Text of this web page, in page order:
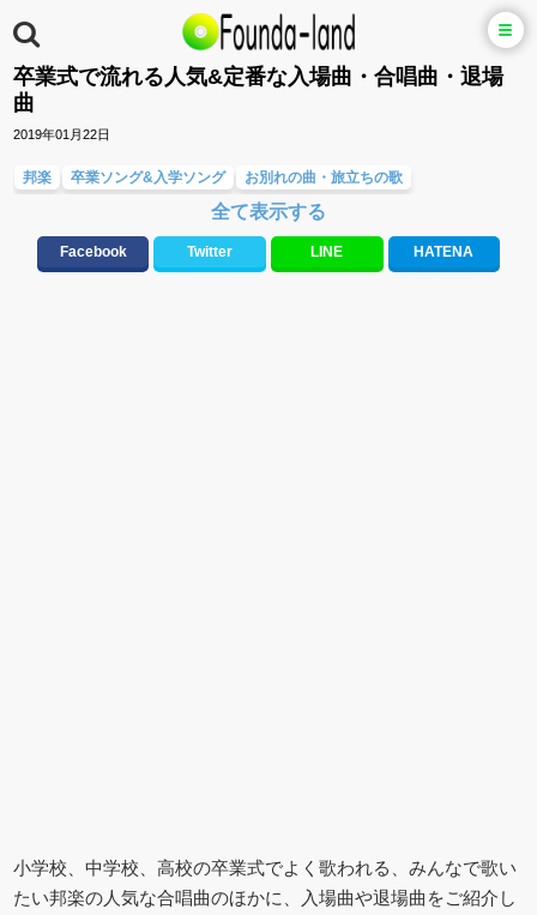
卒業式で流れる人気&定番な入場曲・合唱曲・退場
曲
2019年01月22日
邦楽 卒業ソング&入学ソング お別れの曲・旅立ちの歌
友達&友情ソング・青春ソング 応援ソング
大切な人に贈る歌&ありがとうソング(感謝の歌) ラブソング(恋愛ソング)
全て表示する
Facebook Twitter LINE HATENA
小学校、中学校、高校の卒業式でよく歌われる、みんなで歌い
たい邦楽の人気な合唱曲のほかに、入場曲や退場曲をご紹介し